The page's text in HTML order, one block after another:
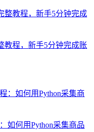
教程，新手5分钟完成账
如何用Python采集商品